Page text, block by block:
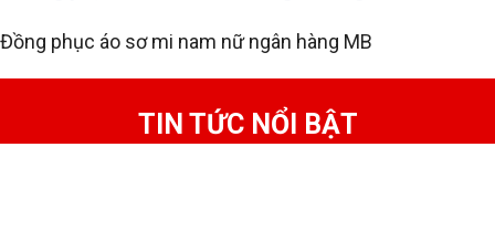
Đồng phục áo sơ mi nam nữ ngân hàng MB
TIN TỨC NỔI BẬT